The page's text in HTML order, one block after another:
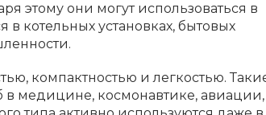
этому они могут использоваться в
котельных установках, бытовых
компактностью и легкостью.
в медицине, космонавтике, авиации,